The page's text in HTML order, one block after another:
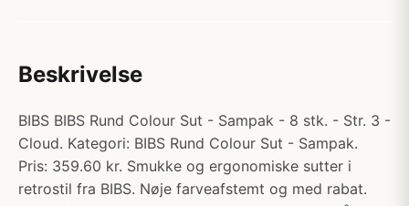
Beskrivelse
BIBS BIBS Rund Colour Sut - Sampak - 8 stk. - Str. 3 -
Cloud. Kategori: BIBS Rund Colour Sut - Sampak.
Pris: 359.60 kr. Smukke og ergonomiske sutter i
retrostil fra BIBS. Nøje farveafstemt og med rabat.